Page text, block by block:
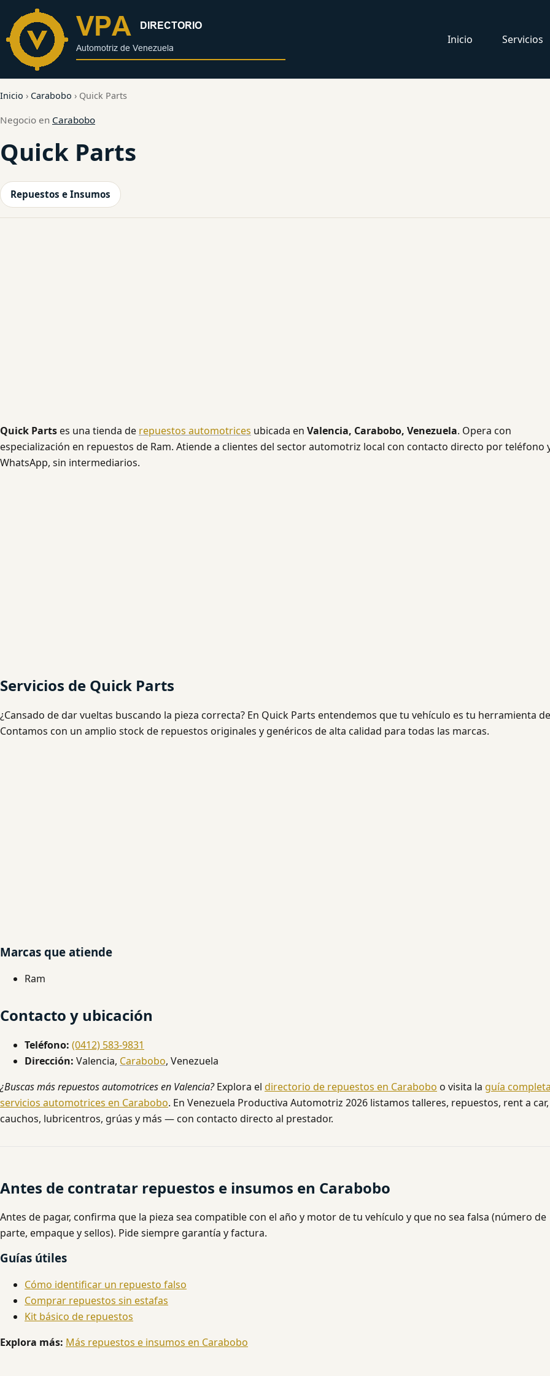
contenido
Inicio
Servicios
Inicio › Carabobo › Quick Parts
Negocio en Carabobo
Quick Parts
Repuestos e Insumos
Quick Partses una tienda de repuestos automotrices ubicada en Valencia, Carabobo, Venezuela. Opera con
especialización en repuestos de Ram. Atiende a clientes del sector automotriz local con contacto directo por teléfono
WhatsApp, sin intermediarios.
Servicios de Quick Parts
¿Cansado de dar vueltas buscando la pieza correcta? En Quick Parts entendemos que tu vehículo es tu herramienta
Contamos con un amplio stock de repuestos originales y genéricos de alta calidad para todas las marcas.
Marcas que atiende
Ram
Contacto y ubicación
Teléfono: (0412) 583-9831
Dirección: Valencia, Carabobo, Venezuela
¿Buscas más repuestos automotrices en Valencia?Explora el directorio de repuestos en Carabobo o visita la guía
servicios automotrices en Carabobo. En Venezuela Productiva Automotriz 2026 listamos talleres, repuestos, rent a car,
cauchos, lubricentros, grúas y más — con contacto directo al prestador.
Antes de contratar repuestos e insumos en Carabobo
Antes de pagar, confirma que la pieza sea compatible con el año y motor de tu vehículo y que no sea falsa (número de
parte, empaque y sellos). Pide siempre garantía y factura.
Guías útiles
Cómo identificar un repuesto falso
Comprar repuestos sin estafas
Kit básico de repuestos
Explora más: Más repuestos e insumos en Carabobo